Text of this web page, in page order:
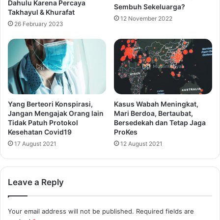
Dahulu Karena Percaya
Takhayul & Khurafat
26 February 2023
Sembuh Sekeluarga?
12 November 2022
Yang Berteori Konspirasi,
Jangan Mengajak Orang lain
Tidak Patuh Protokol
Kesehatan Covid19
17 August 2021
Kasus Wabah Meningkat,
Mari Berdoa, Bertaubat,
Bersedekah dan Tetap Jaga
ProKes
12 August 2021
Leave a Reply
Your email address will not be published. Required fields are